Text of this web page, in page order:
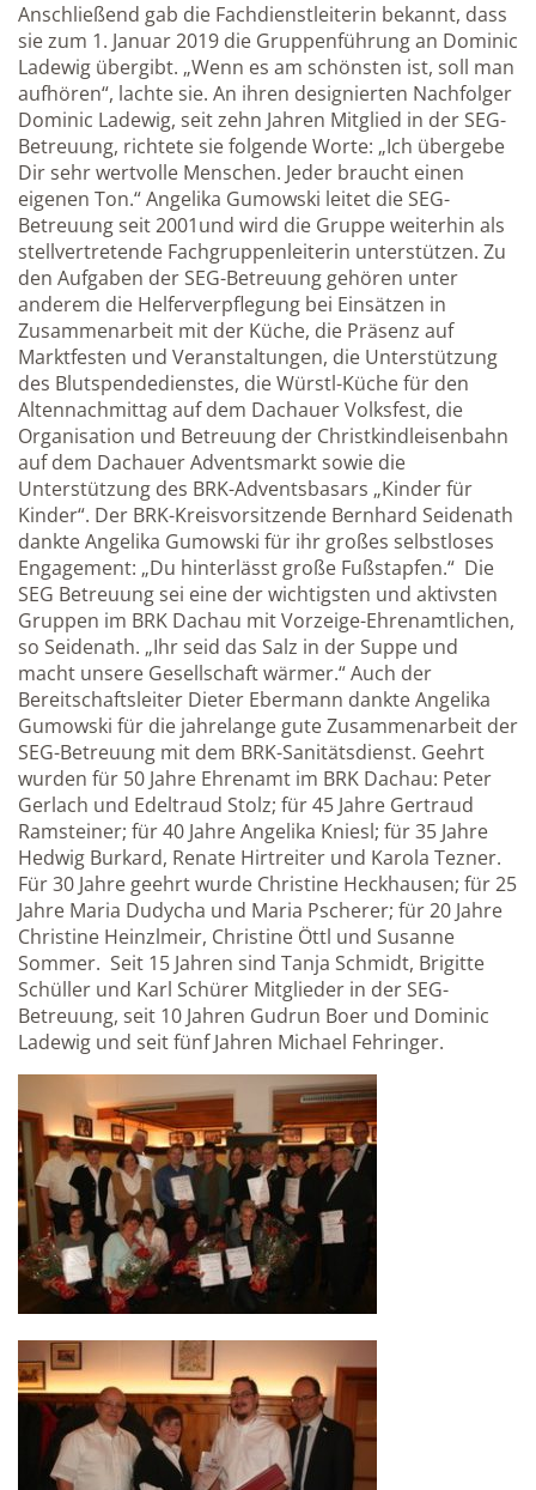
Anschließend gab die Fachdienstleiterin bekannt, dass
sie zum 1. Januar 2019 die Gruppenführung an Dominic
Ladewig übergibt. „Wenn es am schönsten ist, soll man
aufhören“, lachte sie. An ihren designierten Nachfolger
Dominic Ladewig, seit zehn Jahren Mitglied in der SEG-
Betreuung, richtete sie folgende Worte: „Ich übergebe
Dir sehr wertvolle Menschen. Jeder braucht einen
eigenen Ton.“ Angelika Gumowski leitet die SEG-
Betreuung seit 2001und wird die Gruppe weiterhin als
stellvertretende Fachgruppenleiterin unterstützen. Zu
den Aufgaben der SEG-Betreuung gehören unter
anderem die Helferverpflegung bei Einsätzen in
Zusammenarbeit mit der Küche, die Präsenz auf
Marktfesten und Veranstaltungen, die Unterstützung
des Blutspendedienstes, die Würstl-Küche für den
Altennachmittag auf dem Dachauer Volksfest, die
Organisation und Betreuung der Christkindleisenbahn
auf dem Dachauer Adventsmarkt sowie die
Unterstützung des BRK-Adventsbasars „Kinder für
Kinder“. Der BRK-Kreisvorsitzende Bernhard Seidenath
dankte Angelika Gumowski für ihr großes selbstloses
Engagement: „Du hinterlässt große Fußstapfen.“ Die
SEG Betreuung sei eine der wichtigsten und aktivsten
Gruppen im BRK Dachau mit Vorzeige-Ehrenamtlichen,
so Seidenath. „Ihr seid das Salz in der Suppe und
macht unsere Gesellschaft wärmer.“ Auch der
Bereitschaftsleiter Dieter Ebermann dankte Angelika
Gumowski für die jahrelange gute Zusammenarbeit der
SEG-Betreuung mit dem BRK-Sanitätsdienst. Geehrt
wurden für 50 Jahre Ehrenamt im BRK Dachau: Peter
Gerlach und Edeltraud Stolz; für 45 Jahre Gertraud
Ramsteiner; für 40 Jahre Angelika Kniesl; für 35 Jahre
Hedwig Burkard, Renate Hirtreiter und Karola Tezner.
Für 30 Jahre geehrt wurde Christine Heckhausen; für 25
Jahre Maria Dudycha und Maria Pscherer; für 20 Jahre
Christine Heinzlmeir, Christine Öttl und Susanne
Sommer. Seit 15 Jahren sind Tanja Schmidt, Brigitte
Schüller und Karl Schürer Mitglieder in der SEG-
Betreuung, seit 10 Jahren Gudrun Boer und Dominic
Ladewig und seit fünf Jahren Michael Fehringer.